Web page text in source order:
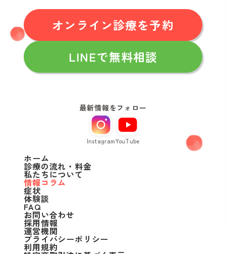
オンライン診療を予約
LINEで無料相談
最新情報をフォロー
InstagramYouTube
ホーム
診療の流れ・料金
私たちについて
情報コラム
症状
体験談
FAQ
お問い合わせ
採用情報
運営機関
プライバシーポリシー
利用規約